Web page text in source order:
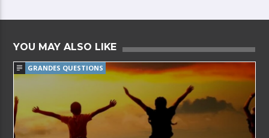
YOU MAY ALSO LIKE
GRANDES QUESTIONS